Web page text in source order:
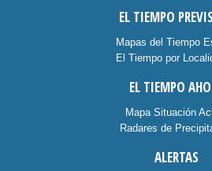
EL TIEMPO
Mapas del Tiempo
El Tiempo por
EL TIEMPO
Mapa Situación
Radares de
ALERTAS